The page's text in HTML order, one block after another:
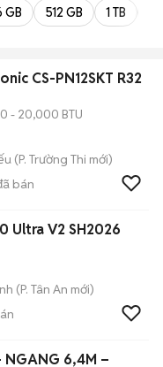
GB 512 GB 1 TB
CS-PN12SKT R32
- 20,000 BTU
(P. Trường Thi mới)
bán
Ultra V2 SH2026
(P. Tân An mới)
NGANG 6,4M –